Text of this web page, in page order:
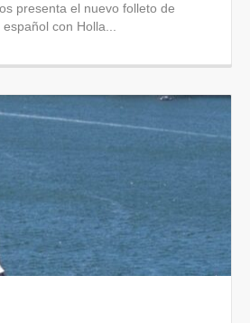
presenta el nuevo folleto de
con Holla...